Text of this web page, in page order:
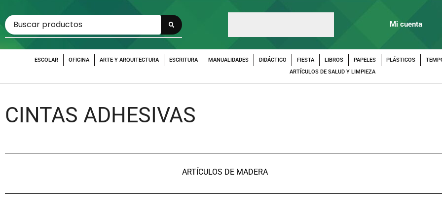
Mi cuenta
ESCOLAR OFICINA ARTE Y ARQUITECTURA ESCRITURA MANUALIDADES DIDÁCTICO FIESTA LIBROS PAPELES PLÁSTICOS
ARTÍCULOS DE SALUD Y LIMPIEZA
CINTAS ADHESIVAS
ARTÍCULOS DE MADERA